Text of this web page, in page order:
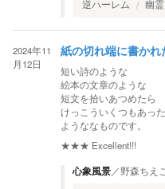
逆ハーレム
幽霊
2024年11
月12日
紙の切れ端に書かれ
短い詩のような
絵本の文章のような
短文を拾いあつめたら
けっこういくつもあっ
ようななものです。
★★★ Excellent!!!
心象風景／野森ちえこ